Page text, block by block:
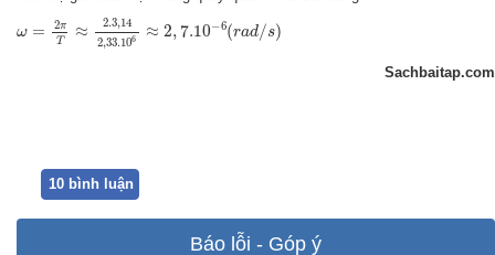
ω = 2π
T
≈ 2.3,14
2,33.106 ≈ 2, 7.10−6(rad/s)
π ,142 7.10
Sachbaitap.com
10 bình luận
Báo lỗi - Góp ý